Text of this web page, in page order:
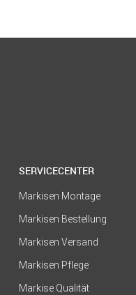
SERVICECENTER
Markisen Montage
Markisen Bestellung
Markisen Versand
Markisen Pflege
Markise Qualität